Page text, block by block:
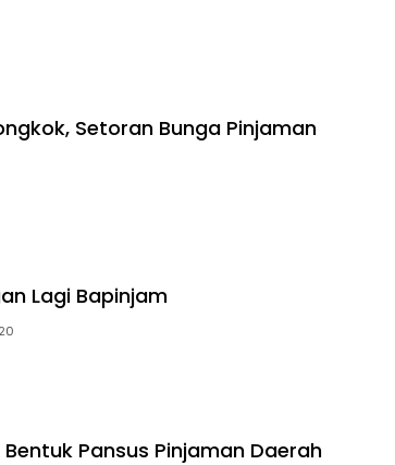
Setoran Bunga Pinjaman
Lagi Bapinjam
Pansus Pinjaman Daerah